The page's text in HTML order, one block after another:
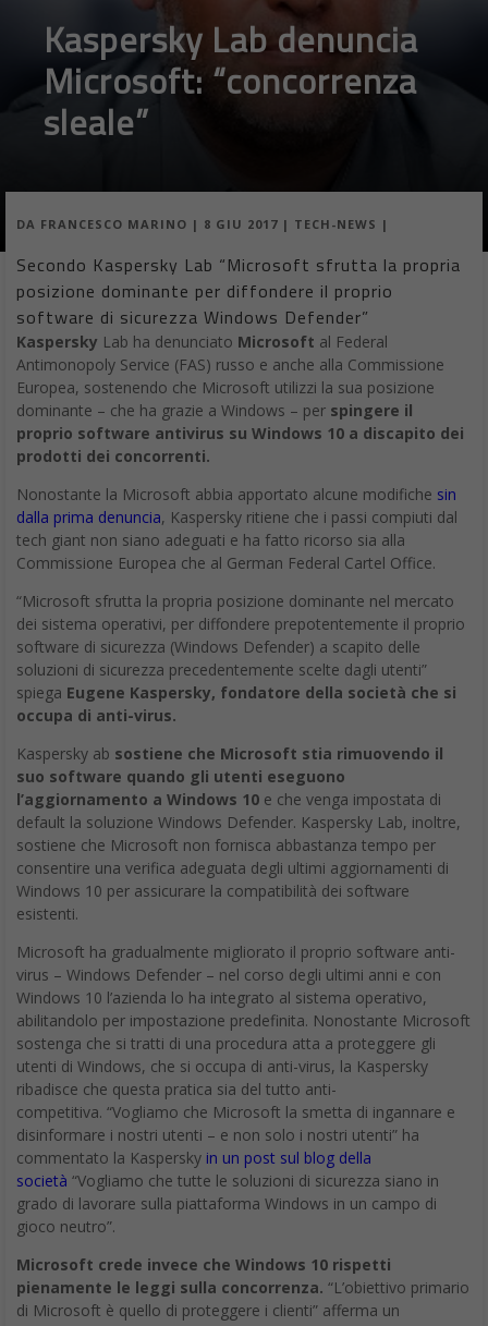
Kaspersky Lab denuncia
Microsoft: “concorrenza
sleale”
DA FRANCESCO MARINO | 8 GIU 2017 | TECH-NEWS |
Secondo Kaspersky Lab “Microsoft sfrutta la propria
posizione dominante per diffondere il proprio
software di sicurezza Windows Defender”
Kaspersky Lab ha denunciato Microsoft al Federal
Antimonopoly Service (FAS) russo e anche alla Commissione
Europea, sostenendo che Microsoft utilizzi la sua posizione
dominante – che ha grazie a Windows – per spingere il
proprio software antivirus su Windows 10 a discapito dei
prodotti dei concorrenti.
Nonostante la Microsoft abbia apportato alcune modifiche sin
dalla prima denuncia, Kaspersky ritiene che i passi compiuti dal
tech giant non siano adeguati e ha fatto ricorso sia alla
Commissione Europea che al German Federal Cartel Office.
“Microsoft sfrutta la propria posizione dominante nel mercato
dei sistema operativi, per diffondere prepotentemente il proprio
software di sicurezza (Windows Defender) a scapito delle
soluzioni di sicurezza precedentemente scelte dagli utenti”
spiega Eugene Kaspersky, fondatore della società che si
occupa di anti-virus.
Kaspersky ab sostiene che Microsoft stia rimuovendo il
suo software quando gli utenti eseguono
l’aggiornamento a Windows 10 e che venga impostata di
default la soluzione Windows Defender. Kaspersky Lab, inoltre,
sostiene che Microsoft non fornisca abbastanza tempo per
consentire una verifica adeguata degli ultimi aggiornamenti di
Windows 10 per assicurare la compatibilità dei software
esistenti.
Microsoft ha gradualmente migliorato il proprio software anti-
virus – Windows Defender – nel corso degli ultimi anni e con
Windows 10 l’azienda lo ha integrato al sistema operativo,
abilitandolo per impostazione predefinita. Nonostante Microsoft
sostenga che si tratti di una procedura atta a proteggere gli
utenti di Windows, che si occupa di anti-virus, la Kaspersky
ribadisce che questa pratica sia del tutto anti-
competitiva. “Vogliamo che Microsoft la smetta di ingannare e
disinformare i nostri utenti – e non solo i nostri utenti” ha
commentato la Kaspersky in un post sul blog della
società “Vogliamo che tutte le soluzioni di sicurezza siano in
grado di lavorare sulla piattaforma Windows in un campo di
gioco neutro”.
Microsoft crede invece che Windows 10 rispetti
pienamente le leggi sulla concorrenza. “L’obiettivo primario
di Microsoft è quello di proteggere i clienti” afferma un